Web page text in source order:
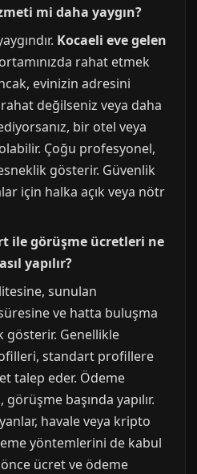
mi daha yaygın?
Kocaeli eve gelen
rahat etmek
evinizin adresini
değilseniz veya daha
bir otel veya
Çoğu profesyonel,
gösterir. Güvenlik
için halka açık veya nötr
ile görüşme ücretleri ne
yapılır?
sunulan
ve hatta buluşma
gösterir. Genellikle
standart profillere
talep eder. Ödeme
başında yapılır.
havale veya kripto
yöntemlerini de kabul
ücret ve ödeme